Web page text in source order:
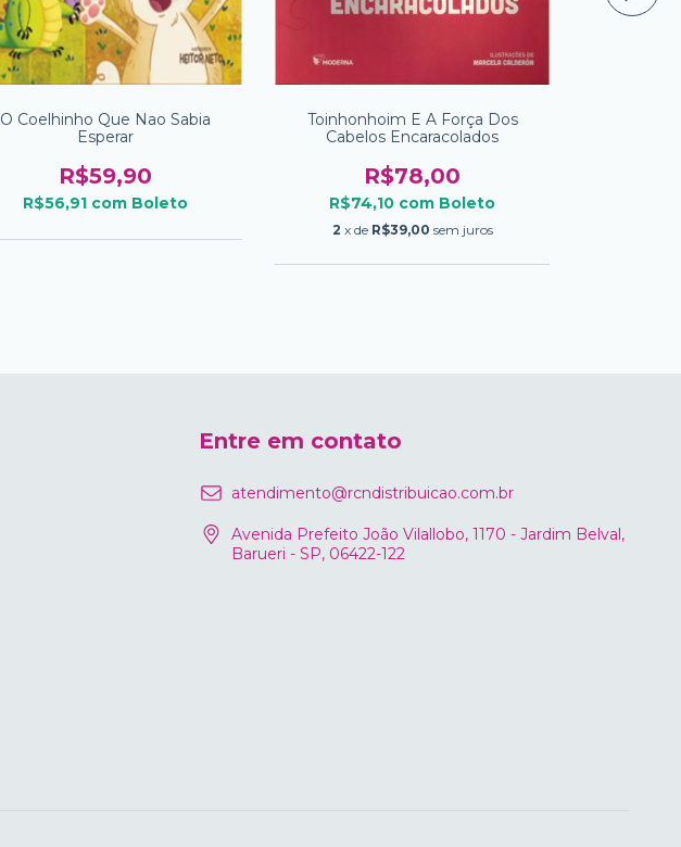
O Coelhinho Que Nao Sabia
Esperar
R$59,90
R$56,91 com Boleto
Toinhonhoim E A Força Dos
Cabelos Encaracolados
R$78,00
R$74,10 com Boleto
2 x de R$39,00 sem juros
Entre em contato
atendimento@rcndistribuicao.com.br
Avenida Prefeito João Vilallobo, 1170 - Jardim Belval,
Barueri - SP, 06422-122